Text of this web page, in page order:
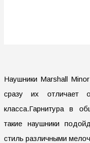
Наушники Marshall
сразу их отличает
класса.Гарнитура в
такие наушники
стиль различными